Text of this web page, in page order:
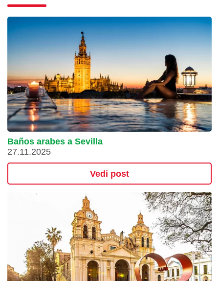
Baños arabes a Sevilla
27.11.2025
Vedi post